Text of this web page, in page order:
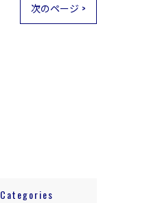
次のページ >
Categories